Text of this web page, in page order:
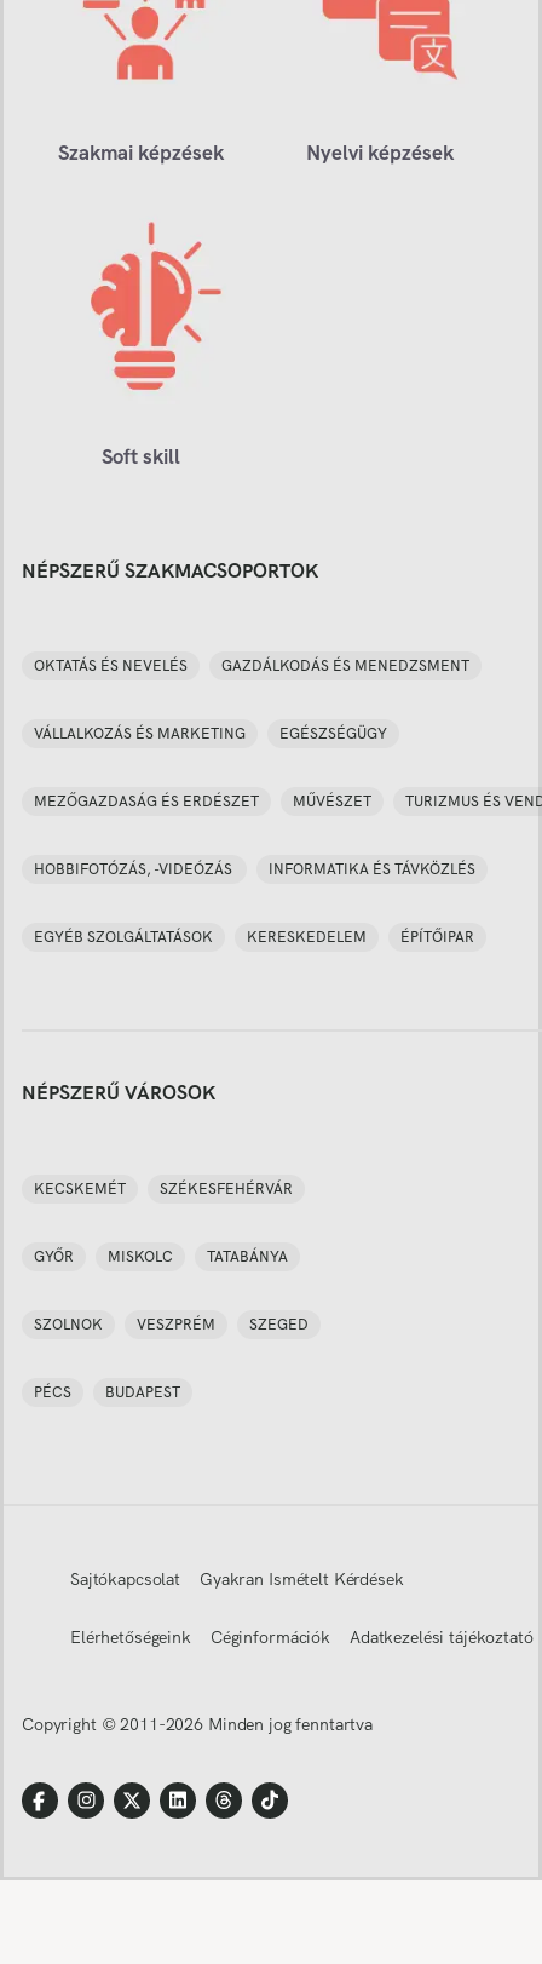
Szakmai képzések Nyelvi képzések
Soft skill
NÉPSZERŰ SZAKMACSOPORTOK
OKTATÁS ÉS NEVELÉS GAZDÁLKODÁS ÉS MENEDZSMENT
VÁLLALKOZÁS ÉS MARKETING EGÉSZSÉGÜGY
MEZŐGAZDASÁG ÉS ERDÉSZET MŰVÉSZET TURIZMUS ÉS
HOBBIFOTÓZÁS, -VIDEÓZÁS INFORMATIKA ÉS TÁVKÖZLÉS
EGYÉB SZOLGÁLTATÁSOK KERESKEDELEM ÉPÍTŐIPAR
NÉPSZERŰ VÁROSOK
KECSKEMÉT SZÉKESFEHÉRVÁR
GYŐR MISKOLC TATABÁNYA
SZOLNOK VESZPRÉM SZEGED
PÉCS BUDAPEST
Sajtókapcsolat Gyakran Ismételt Kérdések
Elérhetőségeink Céginformációk Adatkezelési tájékoztató
Copyright © 2011-2026 Minden jog fenntartva